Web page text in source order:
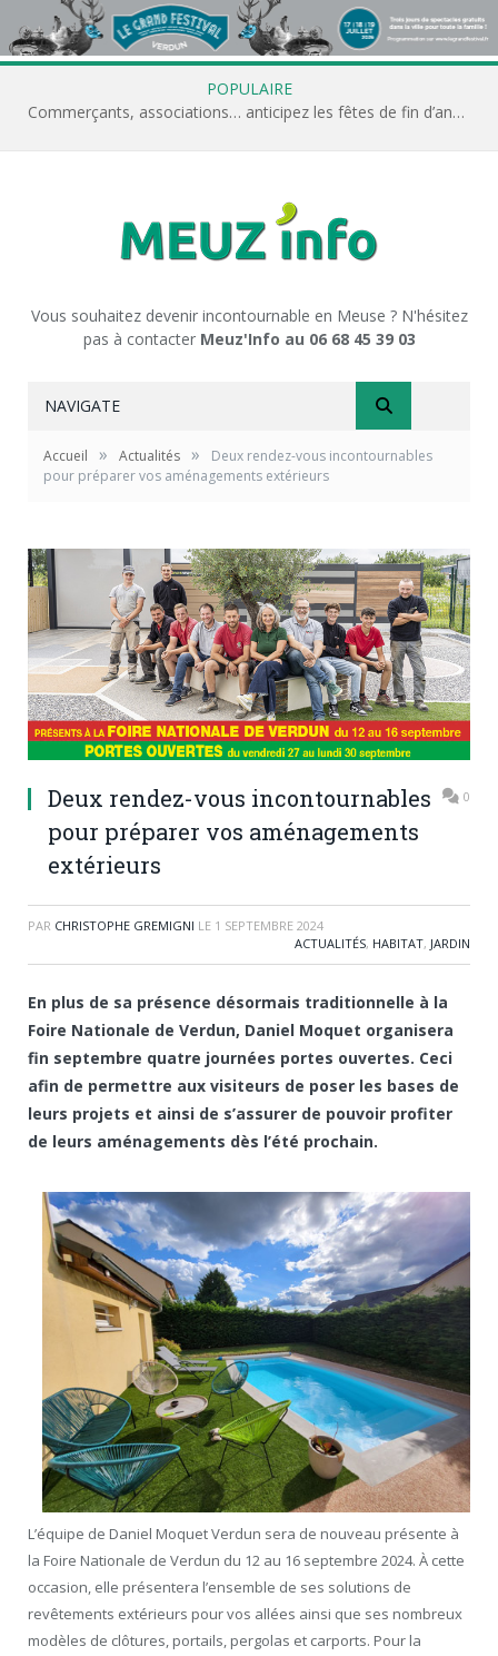
POPULAIRE
Commerçants, associations… anticipez les fêtes de fin d’année avec Meuz’Info
Vous souhaitez devenir incontournable en Meuse ? N'hésitez
pas à contacter Meuz'Info au 06 68 45 39 03
NAVIGATE
Accueil » Actualités »
Deux rendez-vous incontournables
pour préparer vos aménagements extérieurs
Deux rendez-vous incontournables
pour préparer vos aménagements
extérieurs
0
PAR CHRISTOPHE GREMIGNI LE 1 SEPTEMBRE 2024
ACTUALITÉS, HABITAT, JARDIN
En plus de sa présence désormais traditionnelle à la
Foire Nationale de Verdun, Daniel Moquet organisera
fin septembre quatre journées portes ouvertes. Ceci
afin de permettre aux visiteurs de poser les bases de
leurs projets et ainsi de s’assurer de pouvoir profiter
de leurs aménagements dès l’été prochain.
L’équipe de Daniel Moquet Verdun sera de nouveau présente à
la Foire Nationale de Verdun du 12 au 16 septembre 2024. À cette
occasion, elle présentera l’ensemble de ses solutions de
revêtements extérieurs pour vos allées ainsi que ses nombreux
modèles de clôtures, portails, pergolas et carports. Pour la